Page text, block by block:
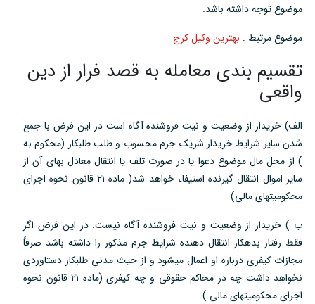
موضوع توجه داشته باشد.
موضوع مرتبط : بهترین وکیل کرج
تقسیم بندی معامله به قصد فرار از دین
واقعی
الف) خریدار از وضعیت و نیت فروشنده آگاه است در این فرض با جمع
شدن سایر شرایط خریدار شریک جرم محسوب و طلب طلبکار (محکوم به
) از محل مال موضوع دعوا یا در صورت تلف یا انتقال معادل بهای آن از
سایر اموال انتقال گیرنده استیفاء خواهد شد( ماده ۲۱ قانون نحوه اجرای
محکومیتهای مالی)
ب ) خریدار از وضعیت و نیت فروشنده آگاه نیست: در این فرض اگر
فقط رفتار بدهکار انتقال دهنده شرایط جرم مذکور را داشته باشد صرفاً
مجازات کیفری درباره او اعمال میشود و از حیث مدنی طلبکار دستاوردی
نخواهد داشت چه در محاکم حقوقی و چه کیفری (ماده ۲۱ قانون نحوه
اجرای محکومیتهای مالی ).